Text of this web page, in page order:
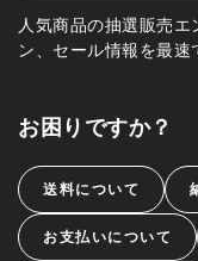
人気商品の抽選販売
ン、セール情報を最速
お困りですか？
送料について
お支払いについて